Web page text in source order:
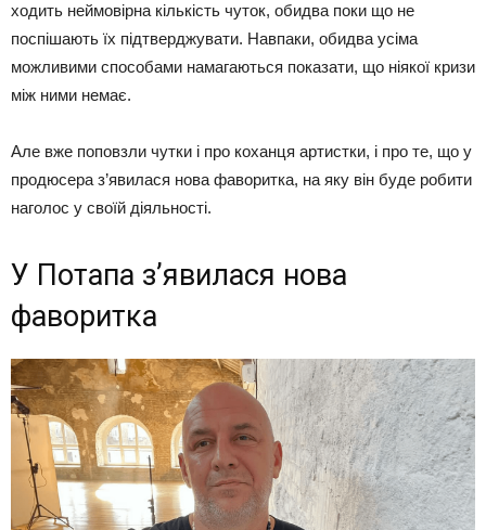
ходить неймовірна кількість чуток, обидва поки що не
поспішають їх підтверджувати. Навпаки, обидва усіма
можливими способами намагаються показати, що ніякої кризи
між ними немає.
Але вже поповзли чутки і про коханця артистки, і про те, що у
продюсера з’явилася нова фаворитка, на яку він буде робити
наголос у своїй діяльності.
У Потапа зʼявилася нова
фаворитка